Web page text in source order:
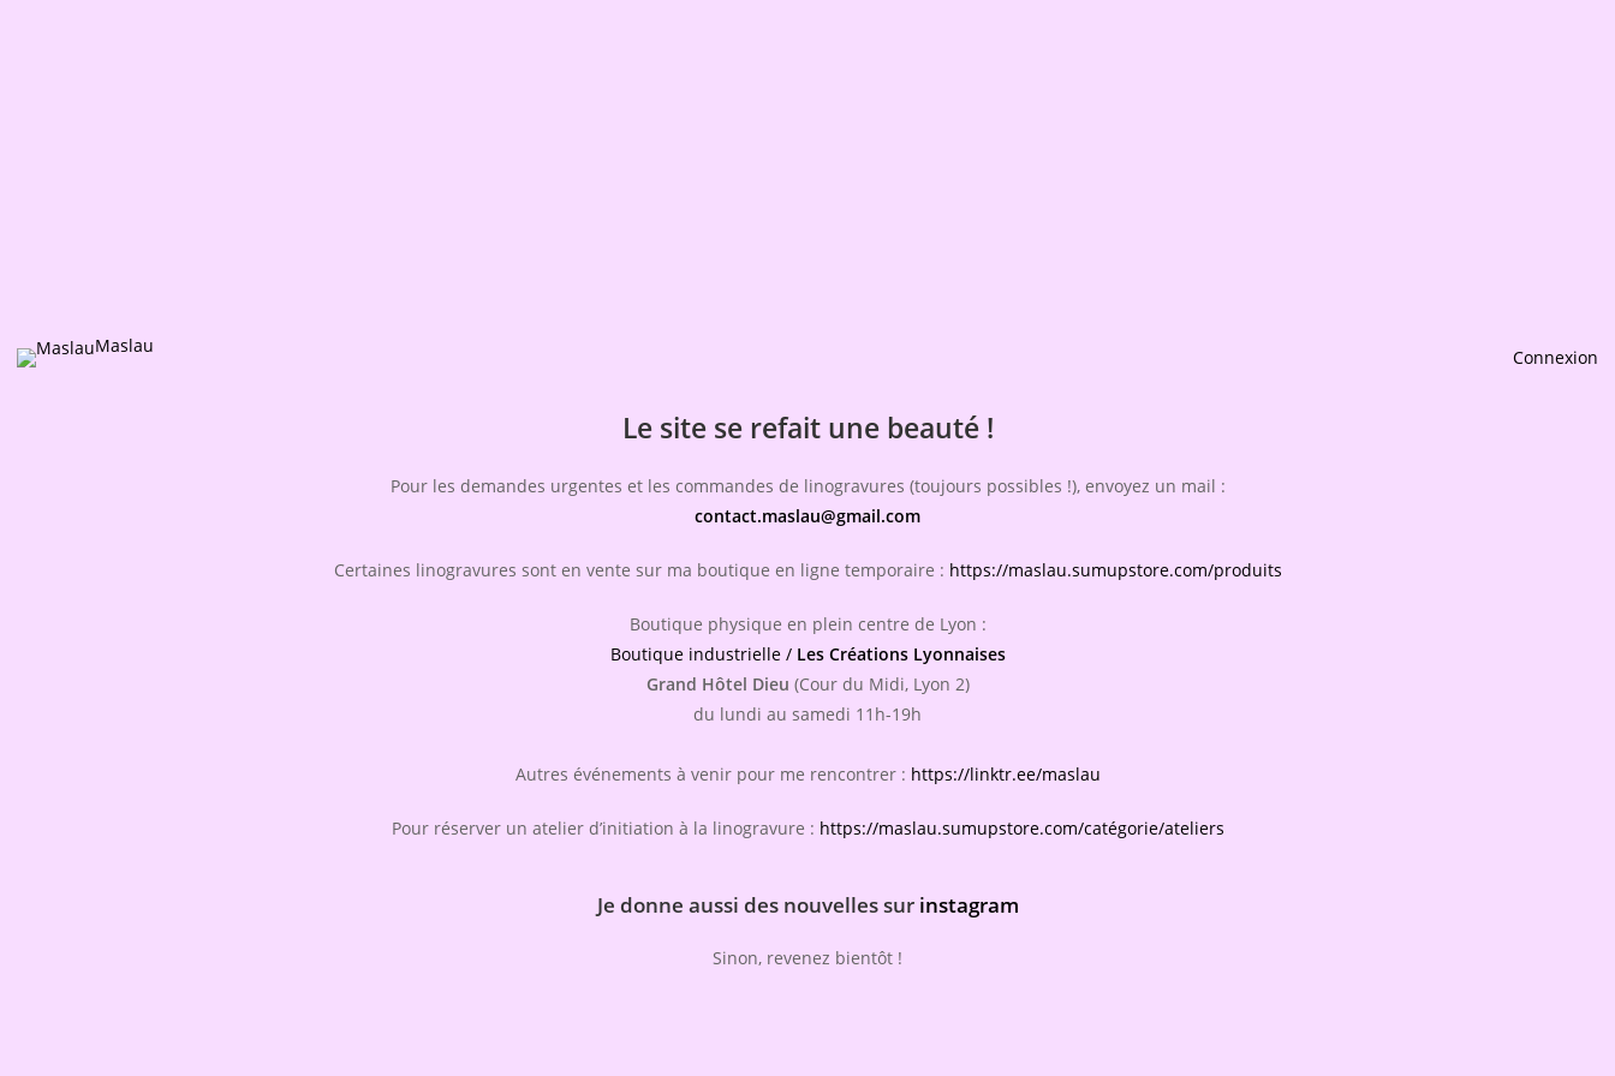
Maslau
Connexion
Le site se refait une beauté !
Pour les demandes urgentes et les commandes de linogravures (toujours possibles !), envoyez un mail :
contact.maslau@gmail.com
Certaines linogravures sont en vente sur ma boutique en ligne temporaire : https://maslau.sumupstore.com/produits
Boutique physique en plein centre de Lyon :
Boutique industrielle / Les Créations Lyonnaises
Grand Hôtel Dieu (Cour du Midi, Lyon 2)
du lundi au samedi 11h-19h
Autres événements à venir pour me rencontrer : https://linktr.ee/maslau
Pour réserver un atelier d’initiation à la linogravure : https://maslau.sumupstore.com/catégorie/ateliers
Je donne aussi des nouvelles sur instagram
Sinon, revenez bientôt !